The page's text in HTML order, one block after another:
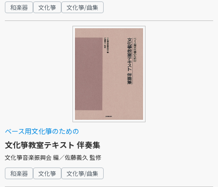
和楽器 文化箏 文化箏/曲集
ベース用文化箏のための
文化箏教室テキスト 伴奏集
文化箏音楽振興会 編／佐藤義久 監修
和楽器
文化箏 文化箏/曲集